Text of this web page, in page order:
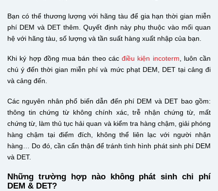
Bạn có thể thương lượng với hãng tàu để gia hạn thời gian miễn
phí DEM và DET thêm. Quyết định này phụ thuộc vào mối quan
hệ với hãng tàu, số lượng và tần suất hàng xuất nhập của bạn.
Khi ký hợp đồng mua bán theo các điều kiện incoterm, luôn cần
chú ý đến thời gian miễn phí và mức phạt DEM, DET tại cảng đi
và cảng đến.
Các nguyên nhân phổ biến dẫn đến phí DEM và DET bao gồm:
thông tin chứng từ không chính xác, trễ nhận chứng từ, mất
chứng từ, làm thủ tục hải quan và kiểm tra hàng chậm, giải phóng
hàng chậm tại điểm đích, không thể liên lạc với người nhận
hàng… Do đó, cần cẩn thận để tránh tình hình phát sinh phí DEM
và DET.
Những trường hợp nào không phát sinh chi phí
DEM & DET?